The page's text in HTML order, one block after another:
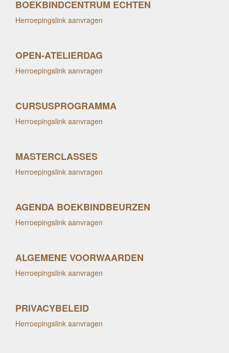
BOEKBINDCENTRUM ECHTEN
Herroepingslink aanvragen
OPEN-ATELIERDAG
Herroepingslink aanvragen
CURSUSPROGRAMMA
Herroepingslink aanvragen
MASTERCLASSES
Herroepingslink aanvragen
AGENDA BOEKBINDBEURZEN
Herroepingslink aanvragen
ALGEMENE VOORWAARDEN
Herroepingslink aanvragen
PRIVACYBELEID
Herroepingslink aanvragen